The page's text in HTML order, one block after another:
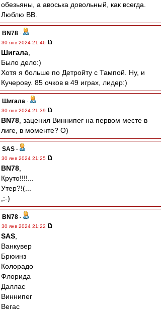
обезьяны, а авоська довольный, как всегда.
Люблю ВВ.
BN78 -
30 янв 2024 21:46
Шигала
Было дело:)
Хотя я больше по Детройту с Тампой. Ну, и
Кучерову. 85 очков в 49 играх, лидер:)
Шигала -
30 янв 2024 21:39
BN78 , заценил Виннипег на первом месте в
лиге, в моменте? О)
SAS -
30 янв 2024 21:25
BN78
Круто!!!!...
Утер?!(...
,:-)
BN78 -
30 янв 2024 21:22
SAS
Ванкувер
Брюинз
Колорадо
Флорида
Даллас
Виннипег
Вегас